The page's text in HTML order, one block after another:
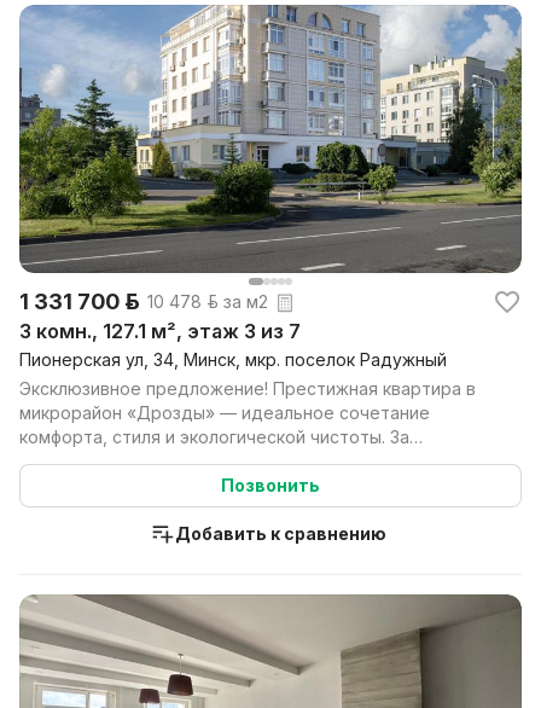
1 331 700 р. 10 478 р. за м2
3 комн., 127.1 м², этаж 3 из 7
Пионерская ул, 34, Минск, мкр. поселок Радужный
Эксклюзивное предложение! Престижная квартира в
микрорайон «Дрозды» — идеальное сочетание
комфорта, стиля и экологической чистоты. За
квартирой закреп...
Позвонить
Добавить к сравнению